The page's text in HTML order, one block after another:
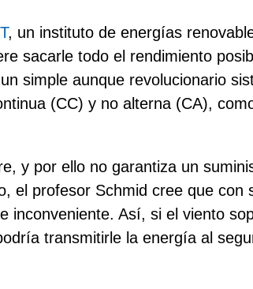
, un instituto de energías
sacarle todo el rendimiento
simple aunque revolucionario
(CC) y no alterna (CA),
y por ello no garantiza un
el profesor Schmid cree que con
inconveniente. Así, si el viento
transmitirle la energía al